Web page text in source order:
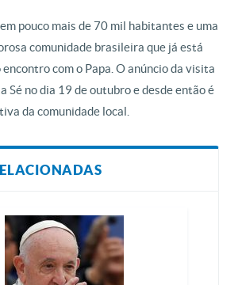
pouco mais de 70 mil habitantes e uma
comunidade brasileira que já está
com o Papa. O anúncio da visita
Sé no dia 19 de outubro e desde então é
da comunidade local.